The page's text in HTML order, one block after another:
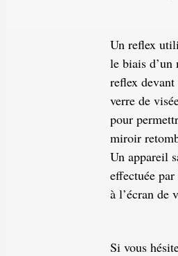
Un reflex
le biais d’un
reflex
verre de
pour
miroir
Un appareil
effectuée
à l’écran de
Si vous